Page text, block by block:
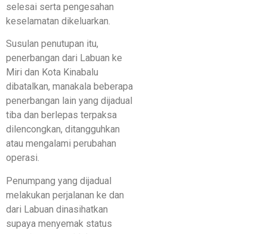
selesai serta pengesahan
keselamatan dikeluarkan.
Susulan penutupan itu,
penerbangan dari Labuan ke
Miri dan Kota Kinabalu
dibatalkan, manakala beberapa
penerbangan lain yang dijadual
tiba dan berlepas terpaksa
dilencongkan, ditangguhkan
atau mengalami perubahan
operasi.
Penumpang yang dijadual
melakukan perjalanan ke dan
dari Labuan dinasihatkan
supaya menyemak status